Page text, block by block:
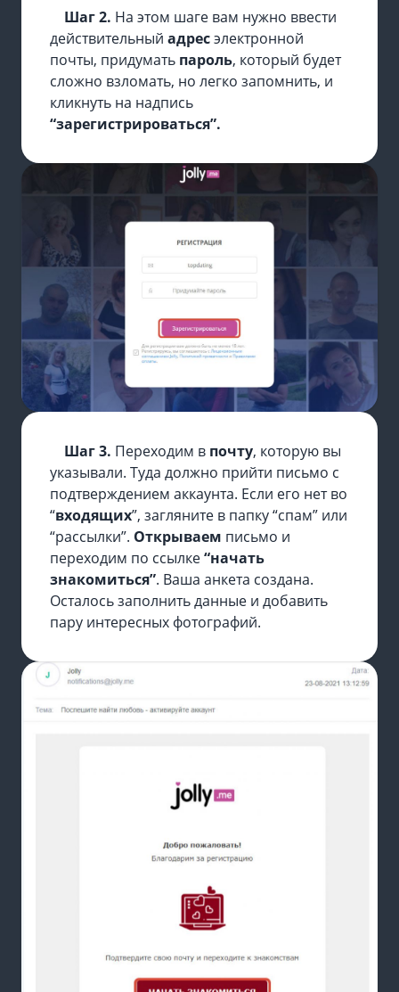
Шаг 2. На этом шаге вам нужно ввести
действительный адресэлектронной
почты, придумать пароль, который будет
сложно взломать, но легко запомнить, и
кликнуть на надпись
“зарегистрироваться”.
Шаг 3. Переходим в почту, которую вы
указывали. Туда должно прийти письмо с
подтверждением аккаунта. Если его нет во
“входящих”, загляните в папку “спам” или
“рассылки”. Открываем письмо и
переходим по ссылке“начать
знакомиться”. Ваша анкета создана.
Осталось заполнить данные и добавить
пару интересных фотографий.